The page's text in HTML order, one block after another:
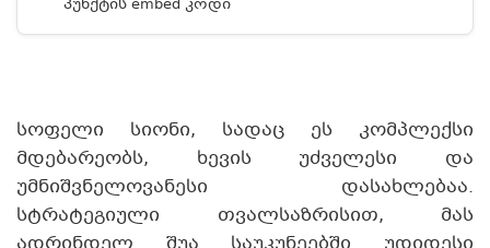
პუნქტის embed კოდი
სოფელი სიონი, სადაც ეს კომპლექსი
მდებარეობს, ხევის უძველესი და
უმნიშვნელოვანესი დასახლებაა.
სტრატეგიული თვალსაზრისით, მას